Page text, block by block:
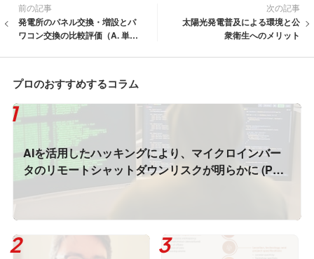
前の記事
発電所のパネル交換・増設とパ
ワコン交換の比較評価（A. 単相
次の記事
太陽光発電普及による環境と公
衆衛生へのメリット
プロのおすすめするコラム
AIを活用したハッキングにより、マイクロインバー
タのリモートシャットダウンリスクが明らかに (PV